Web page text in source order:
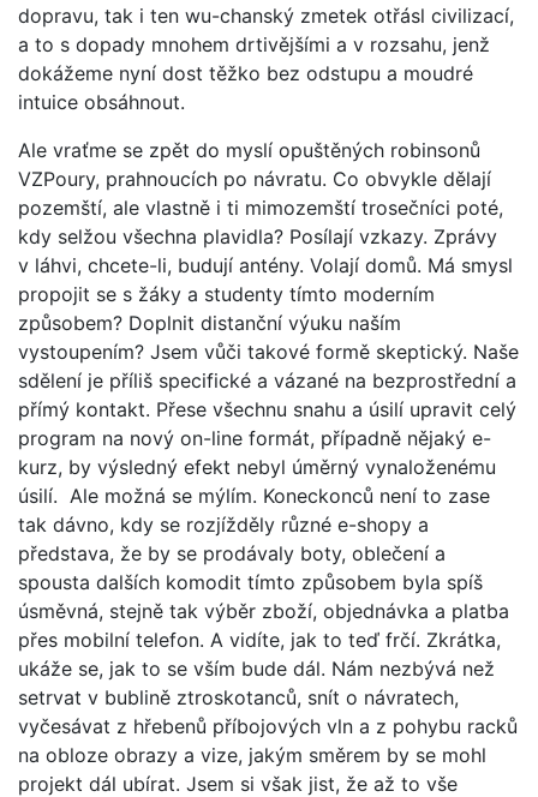
dopravu, tak i ten wu-chanský zmetek otřásl civilizací,
a to s dopady mnohem drtivějšími a v rozsahu, jenž
dokážeme nyní dost těžko bez odstupu a moudré
intuice obsáhnout.
Ale vraťme se zpět do myslí opuštěných robinsonů
VZPoury, prahnoucích po návratu. Co obvykle dělají
pozemští, ale vlastně i ti mimozemští trosečníci poté,
kdy selžou všechna plavidla? Posílají vzkazy. Zprávy
v láhvi, chcete-li, budují antény. Volají domů. Má smysl
propojit se s žáky a studenty tímto moderním
způsobem? Doplnit distanční výuku naším
vystoupením? Jsem vůči takové formě skeptický. Naše
sdělení je příliš specifické a vázané na bezprostřední a
přímý kontakt. Přese všechnu snahu a úsilí upravit celý
program na nový on-line formát, případně nějaký e-
kurz, by výsledný efekt nebyl úměrný vynaloženému
úsilí. Ale možná se mýlím. Koneckonců není to zase
tak dávno, kdy se rozjížděly různé e-shopy a
představa, že by se prodávaly boty, oblečení a
spousta dalších komodit tímto způsobem byla spíš
úsměvná, stejně tak výběr zboží, objednávka a platba
přes mobilní telefon. A vidíte, jak to teď frčí. Zkrátka,
ukáže se, jak to se vším bude dál. Nám nezbývá než
setrvat v bublině ztroskotanců, snít o návratech,
vyčesávat z hřebenů příbojových vln a z pohybu racků
na obloze obrazy a vize, jakým směrem by se mohl
projekt dál ubírat. Jsem si však jist, že až to vše